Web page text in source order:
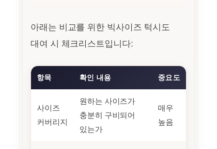
아래는 비교를 위한 빅사이즈 턱시도
대여 시 체크리스트입니다:
항목 확인 내용 중요도
사이즈
커버리지
원하는 사이즈가
충분히 구비되어
있는가
매우
높음